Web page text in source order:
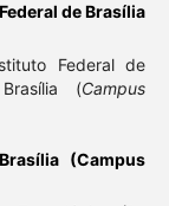
de Brasília
Federal de
(Campus
(Campus